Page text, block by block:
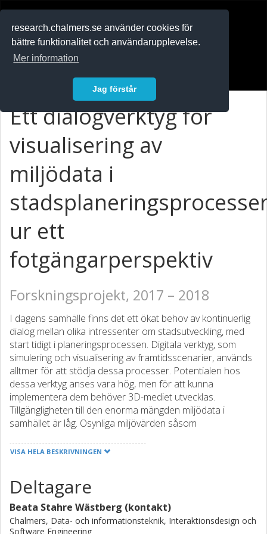
research.chalmers.se använder cookies för
bättre funktionalitet och användarupplevelse.
Mer information
Jag förstår
Ett dialogverktyg för
visualisering av
miljödata i
ur ett
fotgängarperspektiv
Forskningsprojekt, 2017 – 2018
I dagens samhälle finns det ett ökat behov av kontinuerlig
dialog mellan olika intressenter om stadsutveckling, med
start tidigt i planeringsprocessen. Digitala verktyg, som
simulering och visualisering av framtidsscenarier, används
alltmer för att stödja dessa processer. Potentialen hos
dessa verktyg anses vara hög, men för att kunna
implementera dem behöver 3D-mediet utvecklas.
Tillgängligheten till den enorma mängden miljödata i
samhället är låg. Osynliga miljövärden såsom
svåra att presentera på ett begripligt sätt, och därmed
utveckla dialogverktyg för att visualisera miljödata till olika
aktörer inom dessa planeringsprocesser, för att ge ökad
förståelse för dessa frågor. Vi kommer att utveckla och
utvärdera olika designkoncept för visualisering av
VISA HELA BESKRIVNINGEN
Deltagare
Beata Stahre Wästberg (kontakt)
Chalmers, Data- och informationsteknik, Interaktionsdesign och
Software Engineering